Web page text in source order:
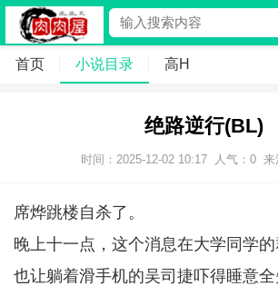
首页 小说目录 高H
绝路逆行(BL)
时间：2025-12-02 10:17 人气： 0 来
席烨跳楼自杀了。
晚上十一点，这个消息在大学同学的
也让躺着滑手机的吴司捷吓得睡意